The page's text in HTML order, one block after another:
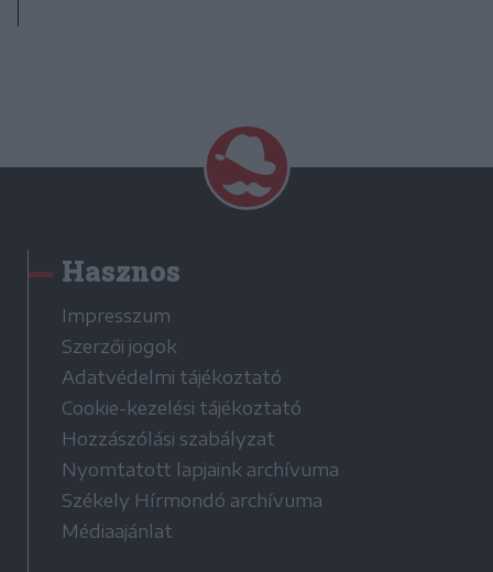
Hasznos
Impresszum
Szerzői jogok
Adatvédelmi tájékoztató
Cookie-kezelési tájékoztató
Hozzászólási szabályzat
Nyomtatott lapjaink archívuma
Székely Hírmondó archívuma
Médiaajánlat